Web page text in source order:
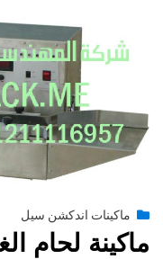
byengmansyPosted
يونيو 29, 2015
ماكينات اندكشن سيل
ماكينة لحام